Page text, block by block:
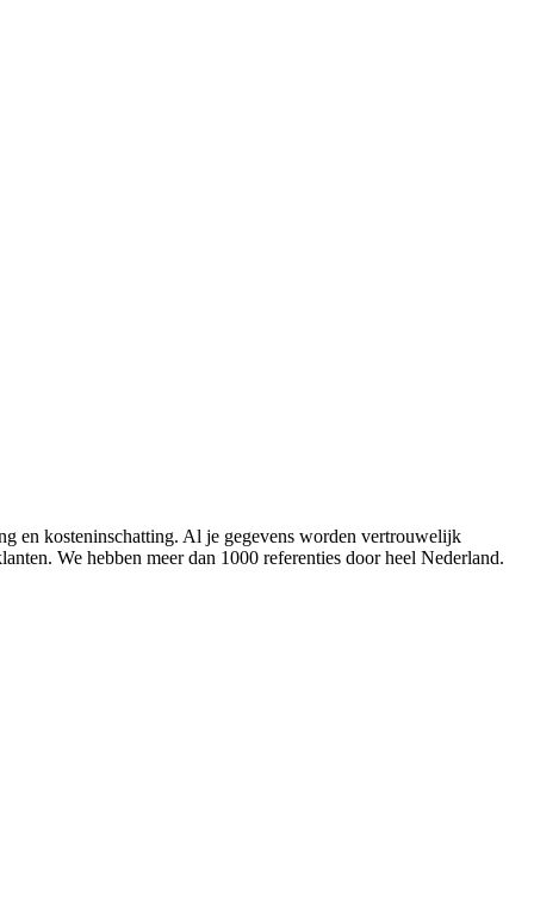
en kosteninschatting. Al je gegevens worden vertrouwelijk
We hebben meer dan 1000 referenties door heel Nederland.